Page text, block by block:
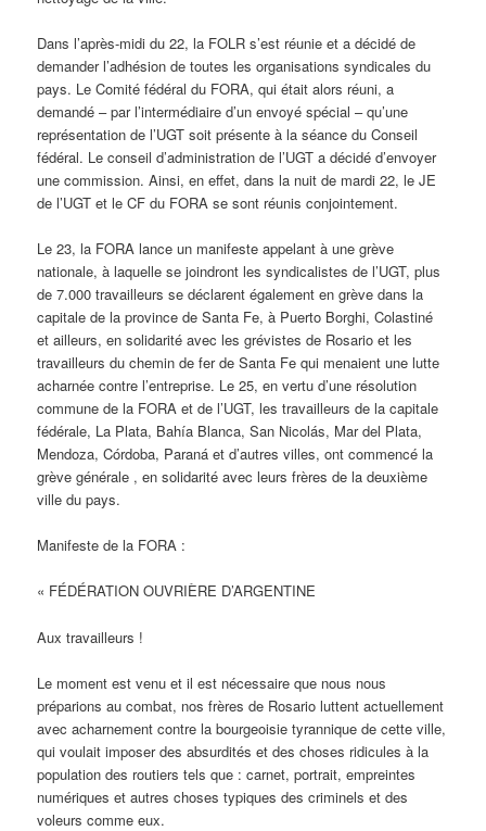
Dans l’après-midi du 22, la FOLR s’est réunie et a décidé de
demander l’adhésion de toutes les organisations syndicales du
pays. Le Comité fédéral du FORA, qui était alors réuni, a
demandé – par l’intermédiaire d’un envoyé spécial – qu’une
représentation de l’UGT soit présente à la séance du Conseil
fédéral. Le conseil d’administration de l’UGT a décidé d’envoyer
une commission. Ainsi, en effet, dans la nuit de mardi 22, le JE
de l’UGT et le CF du FORA se sont réunis conjointement.
Le 23, la FORA lance un manifeste appelant à une grève
nationale, à laquelle se joindront les syndicalistes de l’UGT, plus
de 7.000 travailleurs se déclarent également en grève dans la
capitale de la province de Santa Fe, à Puerto Borghi, Colastiné
et ailleurs, en solidarité avec les grévistes de Rosario et les
travailleurs du chemin de fer de Santa Fe qui menaient une lutte
acharnée contre l’entreprise. Le 25, en vertu d’une résolution
commune de la FORA et de l’UGT, les travailleurs de la capitale
fédérale, La Plata, Bahía Blanca, San Nicolás, Mar del Plata,
Mendoza, Córdoba, Paraná et d’autres villes, ont commencé la
grève générale , en solidarité avec leurs frères de la deuxième
ville du pays.
Manifeste de la FORA :
« FÉDÉRATION OUVRIÈRE D’ARGENTINE
Aux travailleurs !
Le moment est venu et il est nécessaire que nous nous
préparions au combat, nos frères de Rosario luttent actuellement
avec acharnement contre la bourgeoisie tyrannique de cette ville,
qui voulait imposer des absurdités et des choses ridicules à la
population des routiers tels que : carnet, portrait, empreintes
numériques et autres choses typiques des criminels et des
voleurs comme eux.